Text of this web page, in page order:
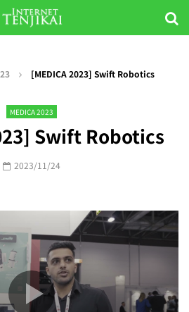
[MEDICA 2023] Swift Robotics
MEDICA 2023
Swift Robotics
2023/11/24